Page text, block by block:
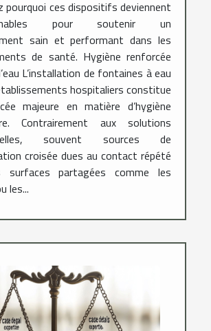
pourquoi ces dispositifs deviennent
pour soutenir un
sain et performant dans les
de santé. Hygiène renforcée
L’installation de fontaines à eau
hospitaliers constitue
majeure en matière d’hygiène
Contrairement aux solutions
souvent sources de
croisée dues au contact répété
surfaces partagées comme les
les...